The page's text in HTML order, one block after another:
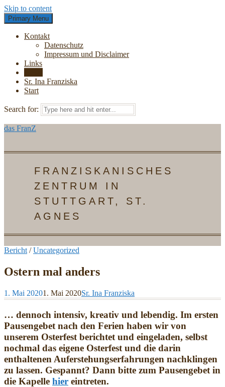
Skip to content
Primary Menu
Kontakt
Datenschutz
Impressum und Disclaimer
Links
Sr. Ina Franziska
Start
Search for:
das FranZ
FRANZISKANISCHES
ZENTRUM IN
STUTTGART, ST.
AGNES
Bericht /Uncategorized
Ostern mal anders
1. Mai 20201. Mai 2020Sr. Ina Franziska
… dennoch intensiv, kreativ und lebendig. Im ersten
Pausengebet nach den Ferien haben wir von
unserem Osterfest berichtet und eingeladen, selbst
nochmal das eigene Osterfest und die darin
enthaltenen Auferstehungserfahrungen nachklingen
zu lassen. Gespannt? Dann bitte zum Pausengebet in
die Kapelle hier eintreten.